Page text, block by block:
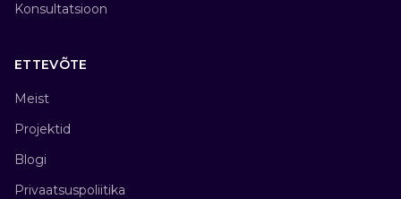
Konsultatsioon
ETTEVÕTE
Meist
Projektid
Blogi
Privaatsuspoliitika